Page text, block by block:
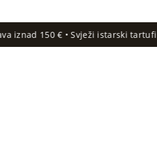
€ • Svježi istarski tartufi i